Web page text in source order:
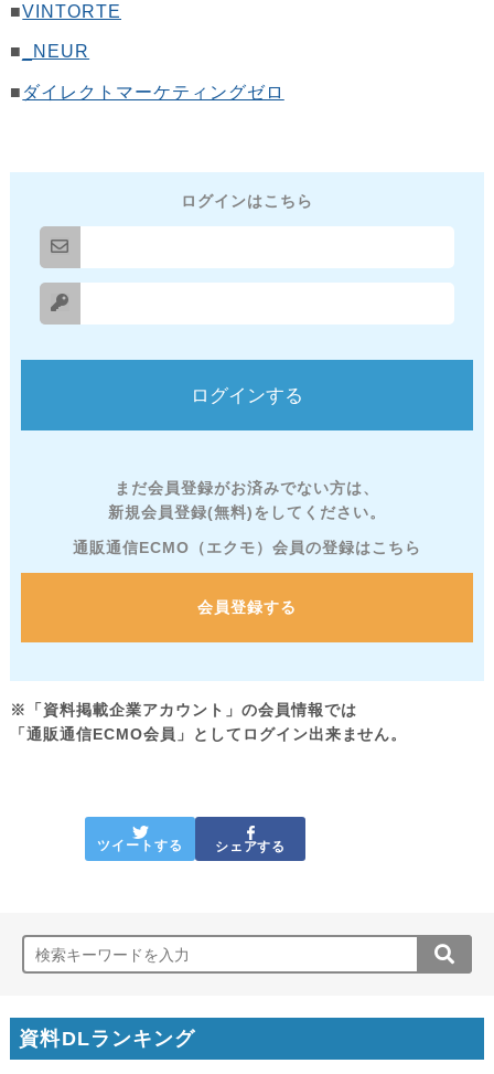
■VINTORTE
■ _NEUR
■ ダイレクトマーケティングゼロ
ログインはこちら
まだ会員登録がお済みでない方は、
新規会員登録(無料)をしてください。
通販通信ECMO（エクモ）会員の登録はこちら
会員登録する
※「資料掲載企業アカウント」の会員情報では
「通販通信ECMO会員」としてログイン出来ません。
ツイートする シェアする
資料DLランキング